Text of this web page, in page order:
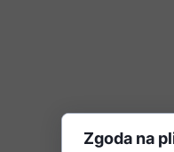
Zgoda na